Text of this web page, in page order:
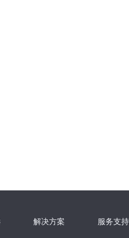
解决方案 服务支持